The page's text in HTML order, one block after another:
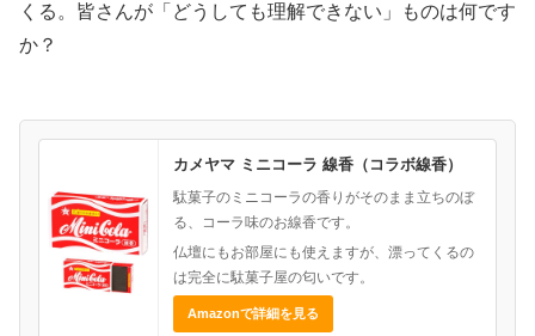
くる。皆さんが「どうしても理解できない」ものは何です
か？
カメヤマ ミニコーラ 線香（コラボ線香）
駄菓子のミニコーラの香りがそのまま立ちのぼ
る、コーラ味のお線香です。
仏壇にもお部屋にも使えますが、漂ってくるの
は完全に駄菓子屋の匂いです。
Amazonで詳細を見る